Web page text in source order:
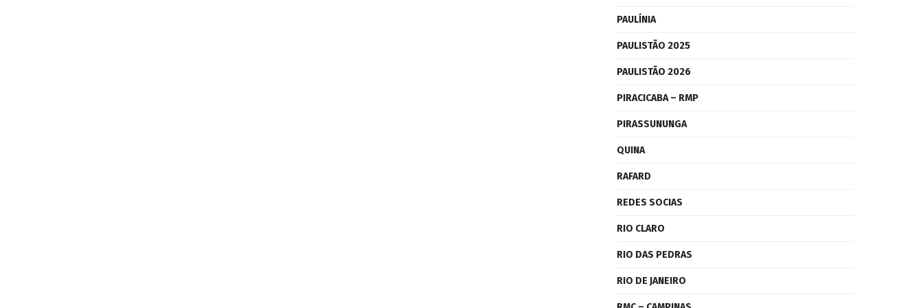
PAULÍNIA
PAULISTÃO 2025
PAULISTÃO 2026
PIRACICABA – RMP
PIRASSUNUNGA
QUINA
RAFARD
REDES SOCIAS
RIO CLARO
RIO DAS PEDRAS
RIO DE JANEIRO